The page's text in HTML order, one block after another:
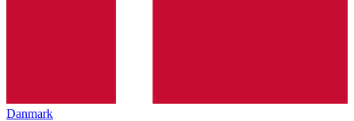
Danmark